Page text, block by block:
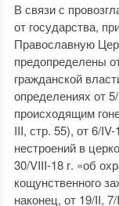
В связи с
от государства,
Православную
предопределены
гражданской
определениях от
происходящим
III, стр. 55), от 6/
нестроений в
30/VIII-18 г. «об
кощунственного
наконец, от 19/II,